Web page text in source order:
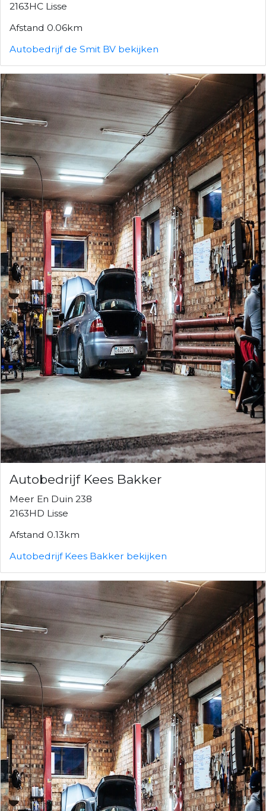
2163HC Lisse
Afstand 0.06km
Autobedrijf de Smit BV bekijken
Autobedrijf Kees Bakker
Meer En Duin 238
2163HD Lisse
Afstand 0.13km
Autobedrijf Kees Bakker bekijken